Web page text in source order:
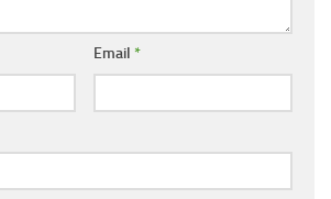
Email *